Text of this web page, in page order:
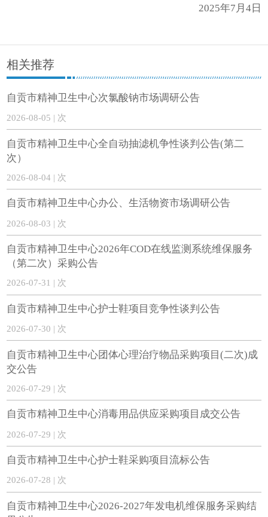
2025年7月4日
相关推荐
自贡市精神卫生中心次氯酸钠市场调研公告
2026-08-05 | 次
自贡市精神卫生中心全自动抽滤机争性谈判公告(第二
次）
2026-08-04 | 次
自贡市精神卫生中心办公、生活物资市场调研公告
2026-08-03 | 次
自贡市精神卫生中心2026年COD在线监测系统维保服务
（第二次）采购公告
2026-07-31 | 次
自贡市精神卫生中心护士鞋项目竞争性谈判公告
2026-07-30 | 次
自贡市精神卫生中心团体心理治疗物品采购项目(二次)成
交公告
2026-07-29 | 次
自贡市精神卫生中心消毒用品供应采购项目成交公告
2026-07-29 | 次
自贡市精神卫生中心护士鞋采购项目流标公告
2026-07-28 | 次
自贡市精神卫生中心2026-2027年发电机维保服务采购结